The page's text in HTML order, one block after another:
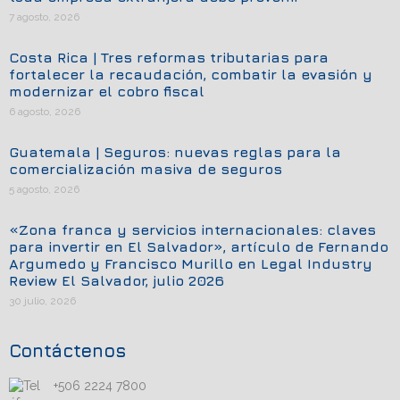
7 agosto, 2026
Costa Rica | Tres reformas tributarias para
fortalecer la recaudación, combatir la evasión y
modernizar el cobro fiscal
6 agosto, 2026
Guatemala | Seguros: nuevas reglas para la
comercialización masiva de seguros
5 agosto, 2026
«Zona franca y servicios internacionales: claves
para invertir en El Salvador», artículo de Fernando
Argumedo y Francisco Murillo en Legal Industry
Review El Salvador, julio 2026
30 julio, 2026
Contáctenos
+506 2224 7800